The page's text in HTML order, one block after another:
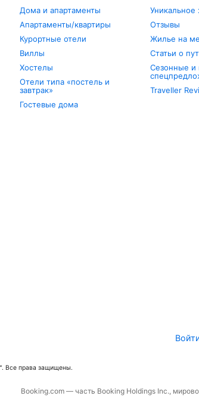
Дома и апартаменты
Апартаменты/квартиры
Курортные отели
Виллы
Хостелы
Отели типа «постель и
завтрак»
Гостевые дома
Уникальное
Отзывы
Жилье на
Статьи о
Сезонные и
Traveller
Все права защищены.
Booking.com — часть Booking Holdings Inc.,